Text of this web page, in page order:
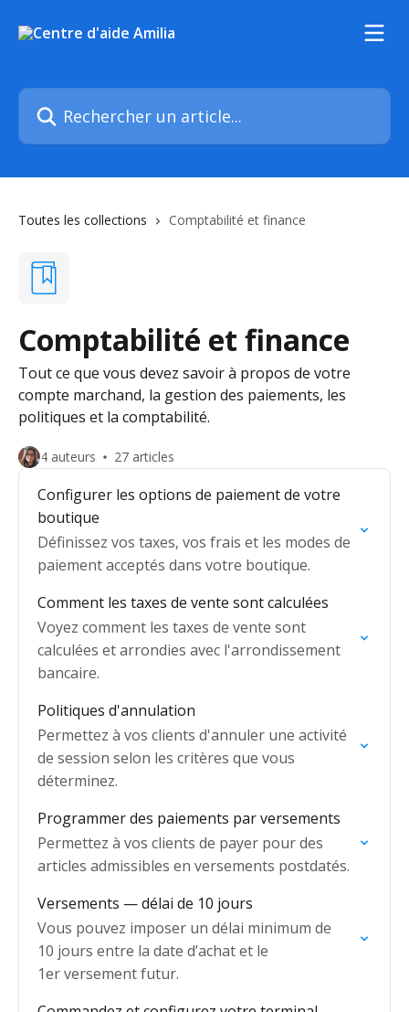
Rechercher un article...
Toutes les collections Comptabilité et finance
Comptabilité et finance
Tout ce que vous devez savoir à propos de votre
compte marchand, la gestion des paiements, les
politiques et la comptabilité.
4 auteurs 27 articles
Configurer les options de paiement de votre
boutique
Définissez vos taxes, vos frais et les modes de
paiement acceptés dans votre boutique.
Comment les taxes de vente sont calculées
Voyez comment les taxes de vente sont
calculées et arrondies avec l'arrondissement
bancaire.
Politiques d'annulation
Permettez à vos clients d'annuler une activité
de session selon les critères que vous
déterminez.
Programmer des paiements par versements
Permettez à vos clients de payer pour des
articles admissibles en versements postdatés.
Versements — délai de 10 jours
Vous pouvez imposer un délai minimum de
10 jours entre la date d’achat et le
1er versement futur.